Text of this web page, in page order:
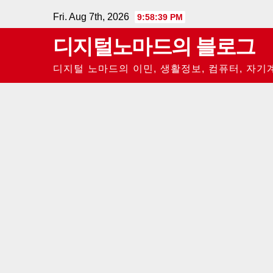
to
Fri. Aug 7th, 2026 9:58:40 PM
디지털노마드의 블로그
디지털 노마드의 이민, 생활정보, 컴퓨터, 자기